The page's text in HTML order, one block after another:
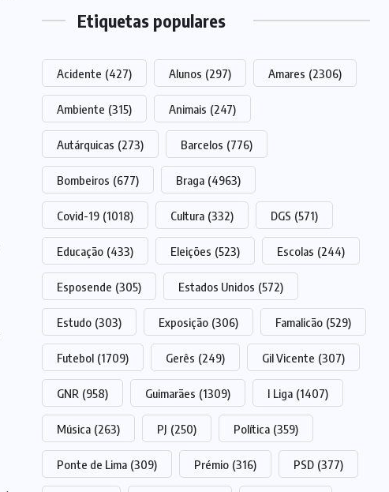
Etiquetas populares
Acidente (427) Alunos (297) Amares (2306)
Ambiente (315) Animais (247)
Autárquicas (273) Barcelos (776)
Bombeiros (677) Braga (4963)
Covid-19 (1018) Cultura (332) DGS (571)
Educação (433) Eleições (523) Escolas (244)
Esposende (305) Estados Unidos (572)
Estudo (303) Exposição (306) Famalicão (529)
Futebol (1709) Gerês (249) Gil Vicente (307)
GNR (958) Guimarães (1309) I Liga (1407)
Música (263) PJ (250) Política (359)
Ponte de Lima (309) Prémio (316) PSD (377)